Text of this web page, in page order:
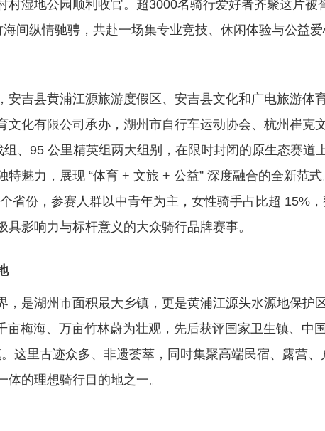
湿地公园顺利收官。超3000名骑行爱好者齐聚这片被
海间纵情驰骋，共赴一场集专业竞技、休闲体验与公益
吉县黄浦江源旅游度假区、安吉县文化和广电旅游体
文化有限公司承办，湖州市自行车运动协会、杭州崔克
、95 公里精英组两大组别，在限时封闭的原生态赛道
魅力，展现 “体育 + 文旅 + 公益” 深度融合的全新范式
省份，参赛人群以中青年为主，女性骑手占比超 15%
影响力与标杆意义的大众骑行品牌赛事。
湖州市面积最大乡镇，更是黄浦江源头水源地保护区
亩梅海、万亩竹林蔚为壮观，先后获评国家卫生镇、中
这里古迹众多、非遗荟萃，同时集聚高端民宿、露营、
的理想骑行目的地之一。